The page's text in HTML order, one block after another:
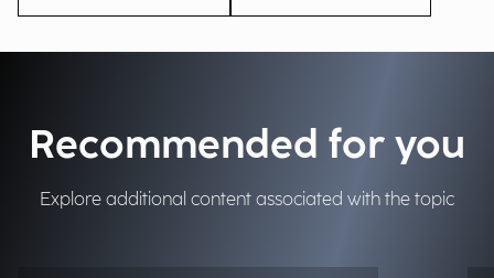
Recommended for you
Explore additional content associated with the topic